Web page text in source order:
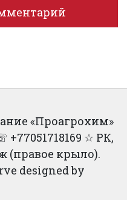
«Проагрохим»
☆ РК,
(правое крыло).
designed by